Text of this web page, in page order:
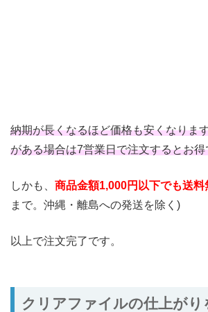
納期が長くなるほど価格も安くなりま
がある場合は7営業日で注文するとお得
しかも、 商品金額1,000円以下でも送料
まで。沖縄・離島への発送を除く)
以上で注文完了です。
クリアファイルの仕上がり